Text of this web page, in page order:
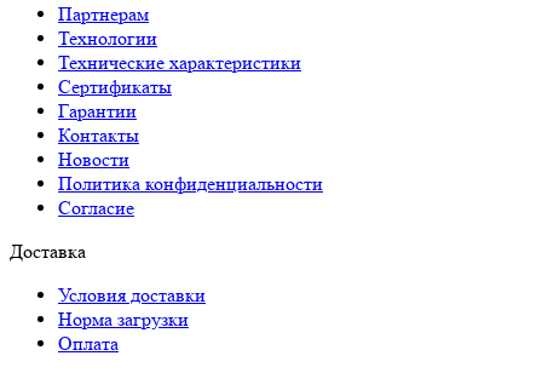
Партнерам
Технологии
Технические характеристики
Сертификаты
Гарантии
Контакты
Новости
Политика конфиденциальности
Согласие
Доставка
Условия доставки
Норма загрузки
Оплата